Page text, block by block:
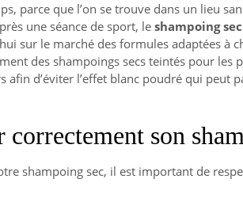
parce que l’on se trouve dans un lieu
une séance de sport, leshampoing
sur le marché des formules adaptées à
des shampoings secs teintés pour les
afin d’éviter l’effet blanc poudré qui peut
son
shampoing sec, il est important de